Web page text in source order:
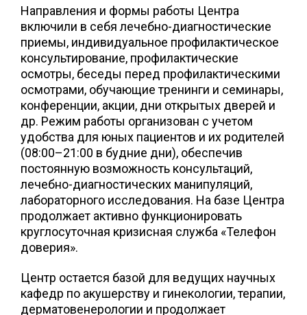
Направления и формы работы Центра
включили в себя лечебно-диагностические
приемы, индивидуальное профилактическое
консультирование, профилактические
осмотры, беседы перед профилактическими
осмотрами, обучающие тренинги и семинары,
конференции, акции, дни открытых дверей и
др. Режим работы организован с учетом
удобства для юных пациентов и их родителей
(08:00–21:00 в будние дни), обеспечив
постоянную возможность консультаций,
лечебно-диагностических манипуляций,
лабораторного исследования. На базе Центра
продолжает активно функционировать
круглосуточная кризисная служба «Телефон
доверия».
Центр остается базой для ведущих научных
кафедр по акушерству и гинекологии, терапии,
дерматовенерологии и продолжает